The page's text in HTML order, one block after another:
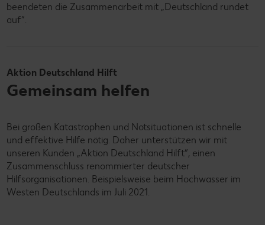
beendeten die Zusammenarbeit mit „Deutschland rundet
auf“.
Aktion Deutschland Hilft
Gemeinsam helfen
Bei großen Katastrophen und Notsituationen ist schnelle
und effektive Hilfe nötig. Daher unterstützen wir mit
unseren Kunden „Aktion Deutschland Hilft“, einen
Zusammenschluss renommierter deutscher
Hilfsorganisationen. Beispielsweise beim Hochwasser im
Westen Deutschlands im Juli 2021.